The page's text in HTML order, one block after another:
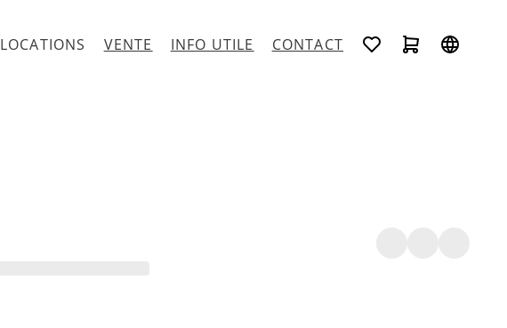
LOCATIONS VENTE INFO UTILE CONTACT